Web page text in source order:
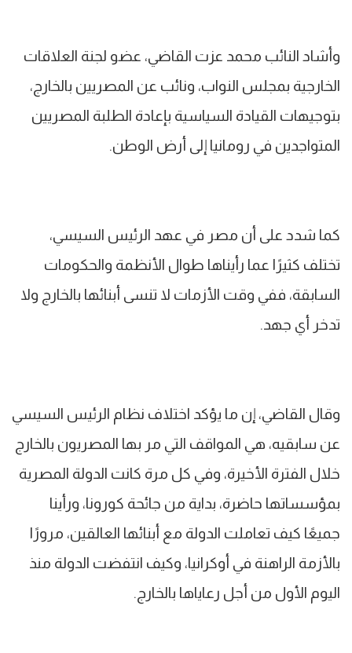
وأشاد النائب محمد عزت القاضي، عضو لجنة العلاقات
الخارجية بمجلس النواب، ونائب عن المصريين بالخارج،
بتوجيهات القيادة السياسية بإعادة الطلبة المصريين
المتواجدين في رومانيا إلى أرض الوطن.
كما شدد على أن مصر في عهد الرئيس السيسي،
تختلف كثيرًا عما رأيناها طوال الأنظمة والحكومات
السابقة، ففي وقت الأزمات لا تنسى أبنائها بالخارج ولا
تدخر أي جهد.
وقال القاضي، إن ما يؤكد اختلاف نظام الرئيس السيسي
عن سابقيه، هي المواقف التي مر بها المصريون بالخارج
خلال الفترة الأخيرة، وفي كل مرة كانت الدولة المصرية
بمؤسساتها حاضرة، بداية من جائحة كورونا، ورأينا
جميعًا كيف تعاملت الدولة مع أبنائها العالقين، مرورًا
بالأزمة الراهنة في أوكرانيا، وكيف انتفضت الدولة منذ
اليوم الأول من أجل رعاياها بالخارج.